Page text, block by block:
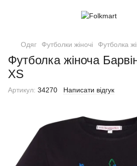
Одяг Футболки жіночі Футболка
Футболка жіноча
XS
Артикул: 34270 Написати відгук